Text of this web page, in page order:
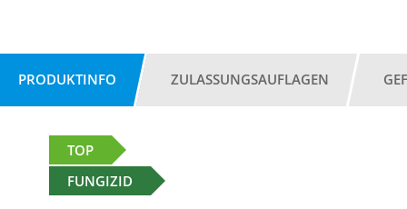
PRODUKTINFO ZULASSUNGSAUFLAGEN
TOP
FUNGIZID